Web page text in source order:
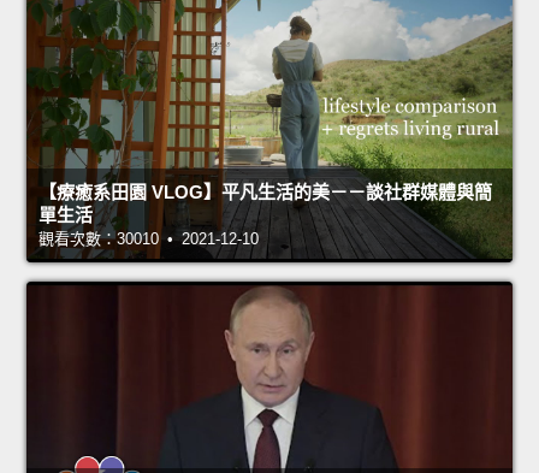
【療癒系田園 VLOG】平凡生活的美－－談社群媒體與簡
單生活
觀看次數：30010 • 2021-12-10